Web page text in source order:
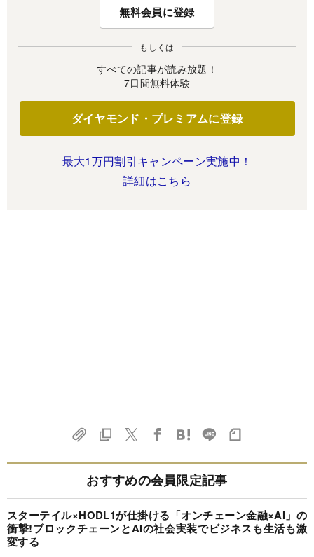
無料会員に登録
もしくは
すべての記事が読み放題！
7日間無料体験
ダイヤモンド・プレミアムに登録
最大1万円割引キャンペーン実施中！
詳細はこちら
おすすめの会員限定記事
スターテイル×HODL1が仕掛ける「オンチェーン金融×AI」の
衝撃!ブロックチェーンとAIの社会実装でビジネスも生活も激
変する